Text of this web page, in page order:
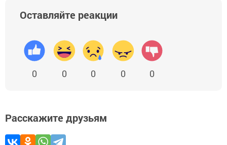
Оставляйте реакции
0 0 0 0 0
Расскажите друзьям